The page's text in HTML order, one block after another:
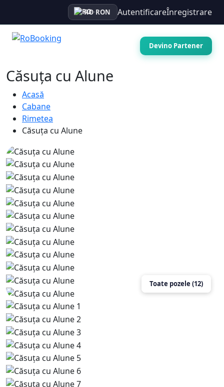
RO·RON AutentificareÎnregistrare
Devino Partener
Căsuța cu Alune
Acasă
Cabane
Rimetea
Căsuța cu Alune
Toate pozele (12)